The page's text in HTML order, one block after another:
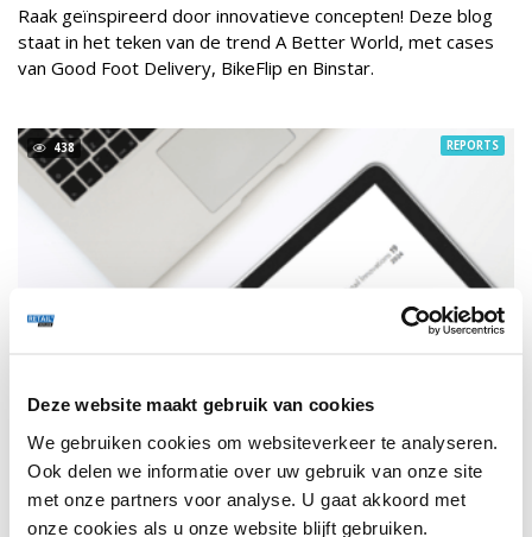
Deze website maakt gebruik van cookies
We gebruiken cookies om websiteverkeer te analyseren.
Ook delen we informatie over uw gebruik van onze site
met onze partners voor analyse. U gaat akkoord met
onze cookies als u onze website blijft gebruiken.
Raak geïnspireerd door innovatieve concepten! Deze blog
staat in het teken van de trend A Better World, met cases
van Good Foot Delivery, BikeFlip en Binstar.
438
RETAIL OUTLOOK 13 FEBRUARI 2024
REPORTS